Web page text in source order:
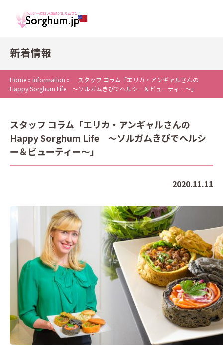
新着情報
Home » information »
スタッフ コラム「エリカ・アンギャルさんの
Happy Sorghum Life ～ソルガムきびでヘルシー＆ビューティー～」
スタッフ コラム「エリカ・アンギャルさんの
Happy Sorghum Life ～ソルガムきびでヘルシ
ー＆ビューティー～」
2020.11.11